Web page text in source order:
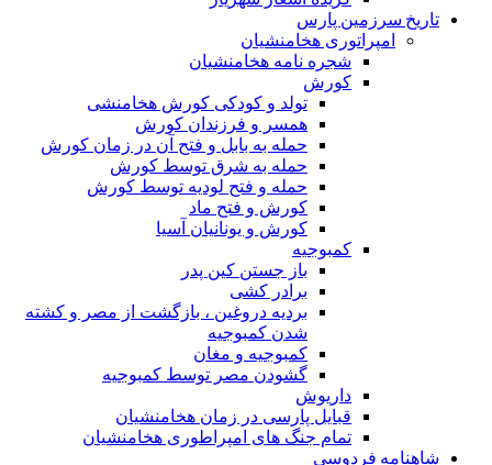
تاریخ سرزمین پارس
امپراتوری هخامنشیان
شجره نامه هخامنشیان
کورش
تولد و کودکی کورش هخامنشی
همسر و فرزندان کورش
حمله به بابل و فتح آن در زمان کورش
حمله به شرق توسط کورش
حمله و فتح لودیه توسط کورش
کورش و فتح ماد
کورش و یونانیان آسیا
کمبوجیه
باز جستن کین پدر
برادر کشی
بردیه دروغین ، بازگشت از مصر و کشته
شدن کمبوجیه
کمبوجیه و مغان
گشودن مصر توسط کمبوجیه
داریوش
قبایل پارسی در زمان هخامنشیان
تمام جنگ های امپراطوری هخامنشیان
شاهنامه فردوسی